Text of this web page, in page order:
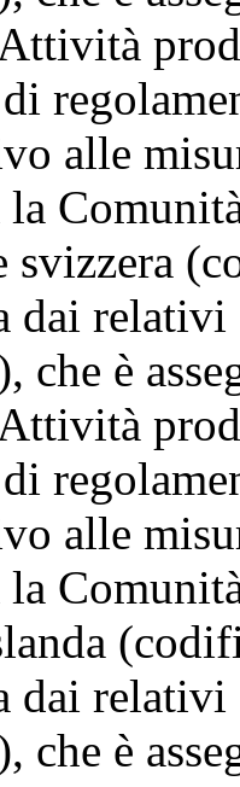
alle
svizzera
dai
che è
alle
dai
che è